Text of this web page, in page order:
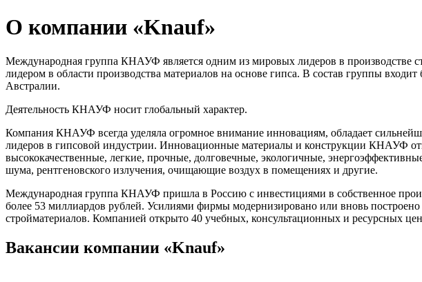
О компании «Knauf»
Международная группа КНАУФ является одним из мировых лидеров в производстве
лидером в области производства материалов на основе гипса. В состав группы входит
Австралии.
Деятельность КНАУФ носит глобальный характер.
Компания КНАУФ всегда уделяла огромное внимание инновациям, обладает
лидеров в гипсовой индустрии. Инновационные материалы и конструкции КНАУФ
высококачественные, легкие, прочные, долговечные, экологичные,
шума, рентгеновского излучения, очищающие воздух в помещениях и другие.
Международная группа КНАУФ пришла в Россию с инвестициями в собственное
более 53 миллиардов рублей. Усилиями фирмы модернизировано или вновь
стройматериалов. Компанией открыто 40 учебных, консультационных и ресурсных
Вакансии компании «Knauf»